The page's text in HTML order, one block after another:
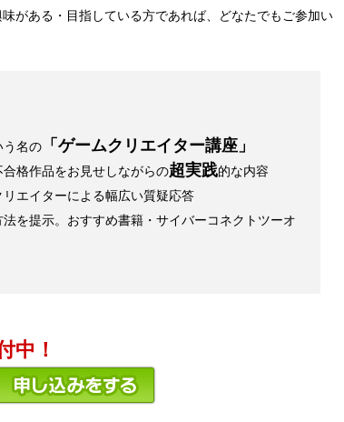
がある・目指している方であれば、どなたでもご参加い
う名の 「ゲームクリエイター講座」
格作品をお見せしながらの超実践的な内容
エイターによる幅広い質疑応答
を提示。おすすめ書籍・サイバーコネクトツーオ
中！